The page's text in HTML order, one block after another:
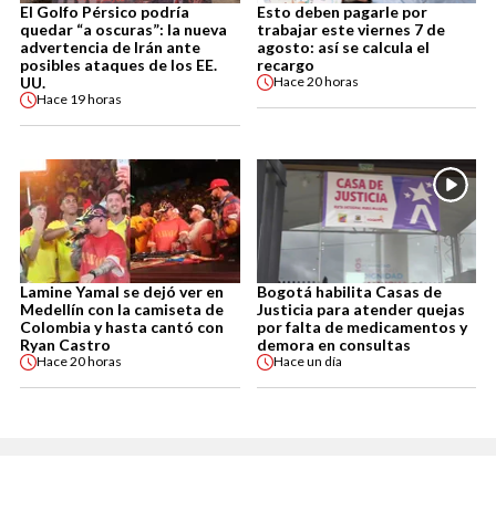
El Golfo Pérsico podría
quedar “a oscuras”: la nueva
advertencia de Irán ante
posibles ataques de los EE.
UU.
Hace 19 horas
Esto deben pagarle por
trabajar este viernes 7 de
agosto: así se calcula el
recargo
Hace20 horas
Lamine Yamal se dejó ver en
Medellín con la camiseta de
Colombia y hasta cantó con
Ryan Castro
Hace20 horas
Bogotá habilita Casas de
Justicia para atender quejas
por falta de medicamentos y
demora en consultas
Haceun día